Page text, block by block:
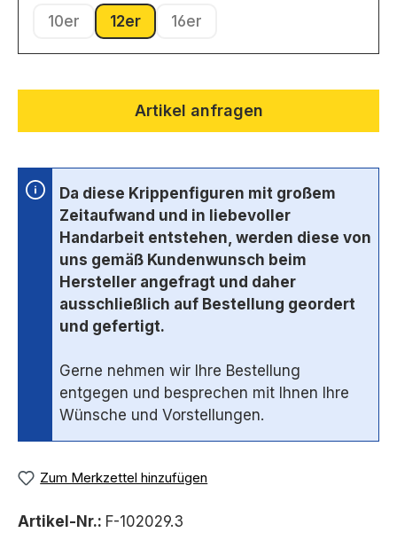
10er
(Diese Option ist zurzeit nicht verfügbar.)
12er
(Diese Option ist zurzeit nicht verfügbar.)
16er
(Diese Option ist zurzeit nicht
Artikel anfragen
Da diese Krippenfiguren mit großem
Zeitaufwand und in liebevoller
Handarbeit entstehen, werden diese von
uns gemäß Kundenwunsch beim
Hersteller angefragt und daher
ausschließlich auf Bestellung geordert
und gefertigt.
Gerne nehmen wir Ihre Bestellung
entgegen und besprechen mit Ihnen Ihre
Wünsche und Vorstellungen.
Zum Merkzettel hinzufügen
Artikel-Nr.: F-102029.3